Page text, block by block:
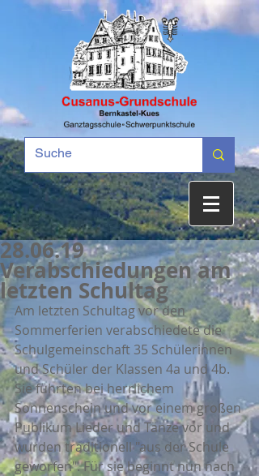
28.06.19
Verabschiedungen am
letzten Schultag
Am letzten Schultag vor den
Sommerferien verabschiedete die
Schulgemeinschaft 35 Schülerinnen
und Schüler der Klassen 4a und 4b.
Sie führten bei herrlichem
Sonnenschein und vor einem großen
Publikum Lieder und Tänze vor und
wurden traditionell "aus der Schule
geworfen". Für sie beginnt nun nach